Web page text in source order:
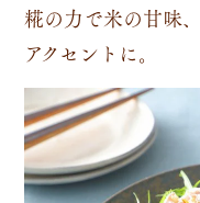
糀の力で米の甘味
アクセントに。